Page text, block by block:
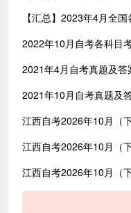
【汇总】2023年4月全
2022年10月自考各科目
2021年4月自考真题及答
2021年10月自考真题及
江西自考2026年10月（